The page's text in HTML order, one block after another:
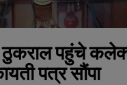
ठुकराल पहुंचे
पत्र सौंपा